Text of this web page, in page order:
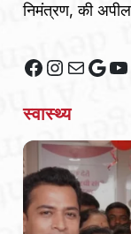
निमंत्रण, की अपील
Facebook
Mail
स्वास्थ्य